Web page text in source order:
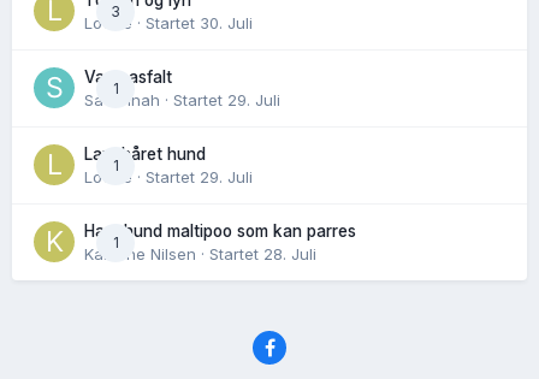
3
Lovise · Startet 30. Juli
1
Varm asfalt
Savannah · Startet 29. Juli
1
Langhåret hund
Lovise · Startet 29. Juli
1
Hannhund maltipoo som kan parres
Karoline Nilsen · Startet 28. Juli